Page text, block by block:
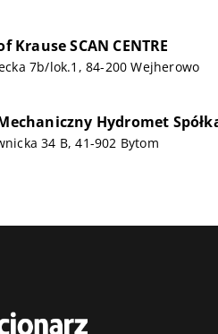
Krause SCAN CENTRE
7b/lok.1, 84-200 Wejherowo
Hydromet
34 B, 41-902 Bytom